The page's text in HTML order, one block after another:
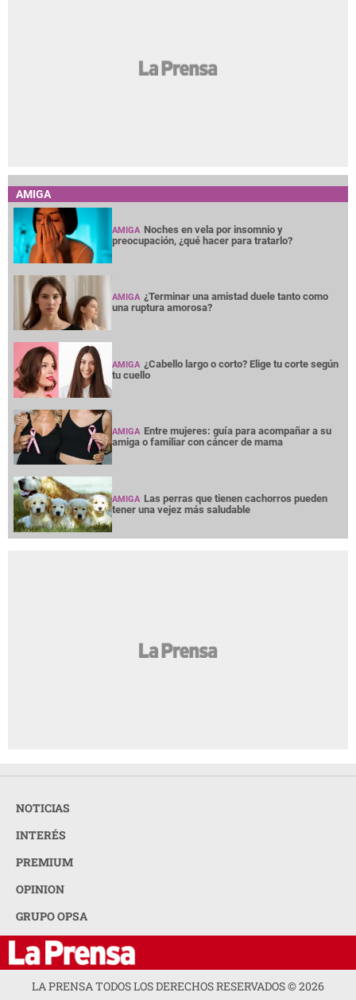
AMIGA
AMIGA Noches en vela por insomnio y
preocupación, ¿qué hacer para tratarlo?
AMIGA ¿Terminar una amistad duele tanto como
una ruptura amorosa?
AMIGA ¿Cabello largo o corto? Elige tu corte según
tu cuello
AMIGA Entre mujeres: guía para acompañar a su
amiga o familiar con cáncer de mama
AMIGA Las perras que tienen cachorros pueden
tener una vejez más saludable
NOTICIAS
INTERÉS
PREMIUM
OPINION
GRUPO OPSA
LA PRENSA TODOS LOS DERECHOS RESERVADOS ©2026